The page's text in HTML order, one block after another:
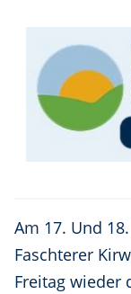
Am 17. Und
Faschterer
Freitag wieder